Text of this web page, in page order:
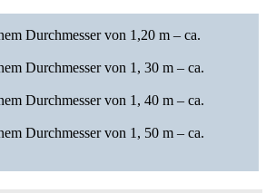
Durchmesser von 1,20 m – ca.
Durchmesser von 1, 30 m – ca.
Durchmesser von 1, 40 m – ca.
Durchmesser von 1, 50 m – ca.